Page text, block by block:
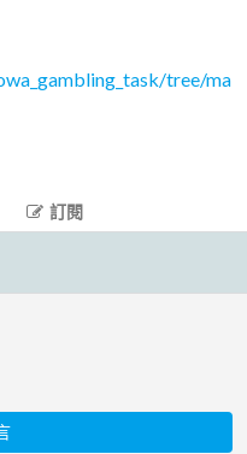
tree/ma
訂閱